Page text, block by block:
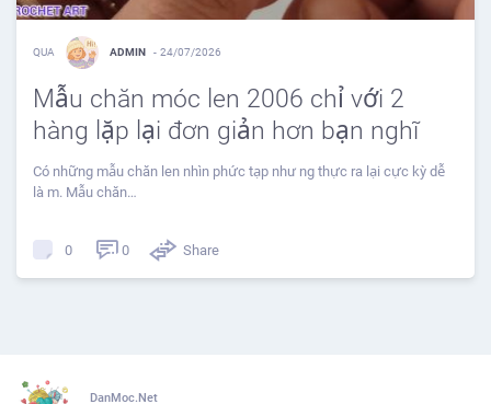
QUA ADMIN - 24/07/2026
Mẫu chăn móc len 2006 chỉ với 2
hàng lặp lại đơn giản hơn bạn nghĩ
Có những mẫu chăn len nhìn phức tạp như ng thực ra lại cực kỳ dễ
là m. Mẫu chăn…
0 0 Share
DanMoc.Net